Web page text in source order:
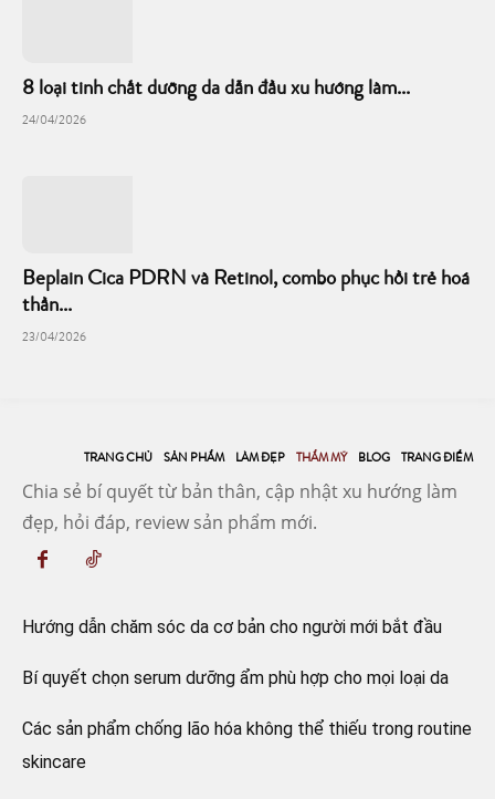
8 loại tinh chất dưỡng da dẫn đầu xu hướng làm...
24/04/2026
Beplain Cica PDRN và Retinol, combo phục hồi trẻ hoá
thần...
23/04/2026
TRANG CHỦ SẢN PHẨM LÀM ĐẸP THẨM MỸ BLOG TRANG ĐIỂM
Chia sẻ bí quyết từ bản thân, cập nhật xu hướng làm
đẹp, hỏi đáp, review sản phẩm mới.
Hướng dẫn chăm sóc da cơ bản cho người mới bắt đầu
Bí quyết chọn serum dưỡng ẩm phù hợp cho mọi loại da
Các sản phẩm chống lão hóa không thể thiếu trong routine
skincare